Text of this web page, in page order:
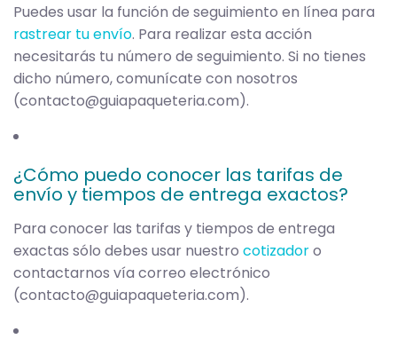
Puedes usar la función de seguimiento en línea para
rastrear tu envío. Para realizar esta acción
necesitarás tu número de seguimiento. Si no tienes
dicho número, comunícate con nosotros
(contacto@guiapaqueteria.com).
¿Cómo puedo conocer las tarifas de
envío y tiempos de entrega exactos?
Para conocer las tarifas y tiempos de entrega
exactas sólo debes usar nuestro cotizadoro
contactarnos vía correo electrónico
(contacto@guiapaqueteria.com).